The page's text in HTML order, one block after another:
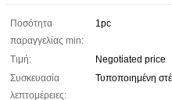
Ποσότητα
παραγγελίας min:
1pc
Τιμή:
Negotiated price
Συσκευασία
λεπτομέρειες:
Τυποποιημένη